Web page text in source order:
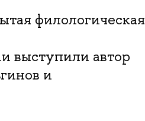
филологическая
выступили автор
и